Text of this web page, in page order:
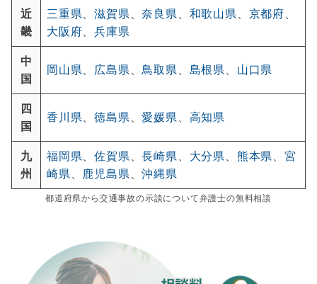
近
畿
三重県 、滋賀県 、奈良県 和歌山県 京都府
大阪府 、兵庫県
中
国
岡山県 広島県 鳥取県 島根県 山口県
四
国
香川県 、徳島県 、愛媛県 高知県
九
州
福岡県 、佐賀県 、長崎県 大分県 熊本県 、宮
崎県
鹿児島県 、沖縄県
都道府県から交通事故の示談について弁護士の無料相談